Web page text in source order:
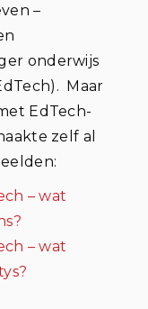
–
onderwijs
. Maar
EdTech-
zelf al
– wat
– wat